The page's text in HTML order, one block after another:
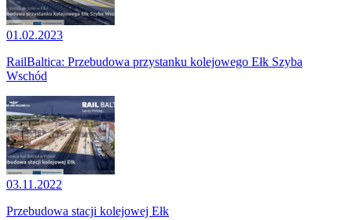
01.02.2023
RailBaltica: Przebudowa przystanku kolejowego Ełk Szyba
Wschód
03.11.2022
Przebudowa stacji kolejowej Ełk